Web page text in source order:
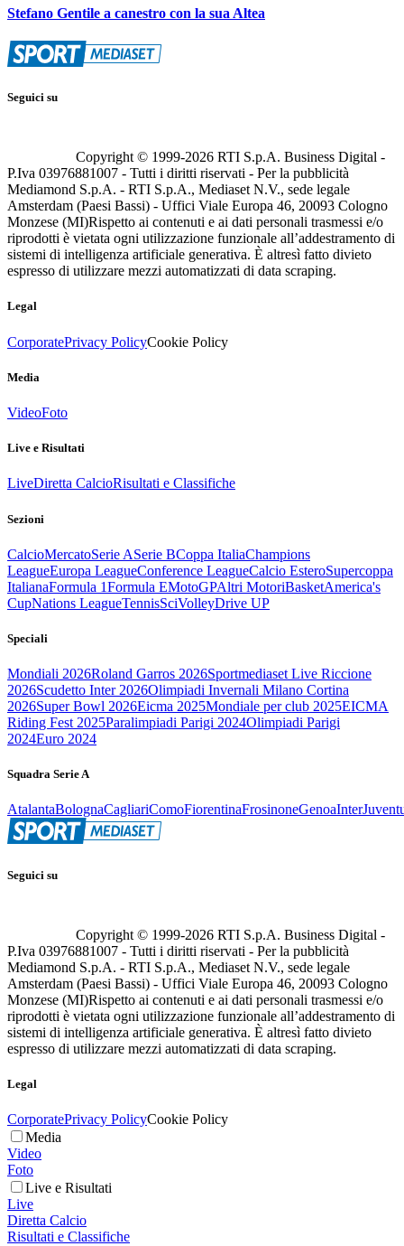
Stefano Gentile a canestro con la sua Altea
Seguici su
Copyright © 1999-2026 RTI S.p.A. Business Digital -
P.Iva 03976881007 - Tutti i diritti riservati - Per la pubblicità
Mediamond S.p.A. - RTI S.p.A., Mediaset N.V., sede legale
Amsterdam (Paesi Bassi) - Uffici Viale Europa 46, 20093 Cologno
Monzese (MI)Rispetto ai contenuti e ai dati personali trasmessi e/o
riprodotti è vietata ogni utilizzazione funzionale all’addestramento di
sistemi di intelligenza artificiale generativa. È altresì fatto divieto
espresso di utilizzare mezzi automatizzati di data scraping.
Legal
CorporatePrivacy PolicyCookie Policy
Media
VideoFoto
Live e Risultati
LiveDiretta CalcioRisultati e Classifiche
Sezioni
CalcioMercatoSerie ASerie BCoppa ItaliaChampions
LeagueEuropa LeagueConference LeagueCalcio EsteroSupercoppa
ItalianaFormula 1Formula EMotoGPAltri MotoriBasketAmerica's
CupNations LeagueTennisSciVolleyDrive UP
Speciali
Mondiali 2026Roland Garros 2026Sportmediaset Live Riccione
2026Scudetto Inter 2026Olimpiadi Invernali Milano Cortina
2026Super Bowl 2026Eicma 2025Mondiale per club 2025EICMA
Riding Fest 2025Paralimpiadi Parigi 2024Olimpiadi Parigi
2024Euro 2024
Squadra Serie A
AtalantaBolognaCagliariComoFiorentinaFrosinoneGenoaInter
Seguici su
Copyright © 1999-2026 RTI S.p.A. Business Digital -
P.Iva 03976881007 - Tutti i diritti riservati - Per la pubblicità
Mediamond S.p.A. - RTI S.p.A., Mediaset N.V., sede legale
Amsterdam (Paesi Bassi) - Uffici Viale Europa 46, 20093 Cologno
Monzese (MI)Rispetto ai contenuti e ai dati personali trasmessi e/o
riprodotti è vietata ogni utilizzazione funzionale all’addestramento di
sistemi di intelligenza artificiale generativa. È altresì fatto divieto
espresso di utilizzare mezzi automatizzati di data scraping.
Legal
CorporatePrivacy PolicyCookie Policy
Media
Video
Foto
Live e Risultati
Live
Diretta Calcio
Risultati e Classifiche